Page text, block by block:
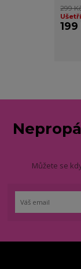
299
199
Můžete se